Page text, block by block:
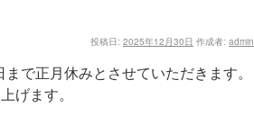
投稿日: 2025年12月30日 作成者: admin
で正月休みとさせていただきます。
げます。